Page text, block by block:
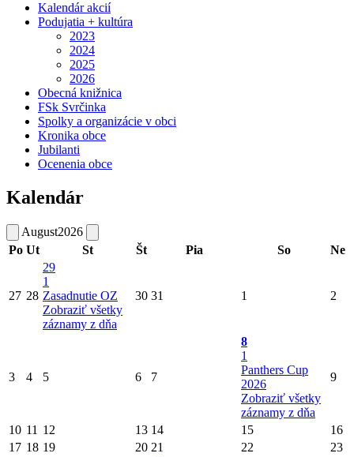
Kalendár akcií
Podujatia + kultúra
2023
2024
2025
2026
Obecná knižnica
FSk Svrčinka
Spolky a organizácie v obci
Kronika obce
Jubilanti
Ocenenia obce
Kalendár
August2026
Po Ut St Št Pia So Ne
27 28
29
1
Zasadnutie OZ
Zobraziť všetky
záznamy z dňa
30 31 1 2
3 4 5 6 7
8
1
Panthers Cup
2026
Zobraziť všetky
záznamy z dňa
9
10 11 12 13 14 15
16
17 18 19 20 21 22 23